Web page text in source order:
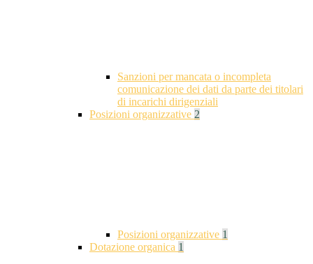
Sanzioni per mancata o incompleta
comunicazione dei dati da parte dei titolari
di incarichi dirigenziali
Posizioni organizzative 2
Posizioni organizzative 1
Dotazione organica 1